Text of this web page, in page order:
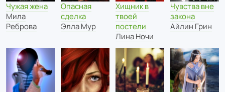
Чужая жена
Мила
Реброва
Опасная
сделка
Элла Мур
Хищник в
твоей
постели
Лина Ночи
Чувства вне
закона
Айлин Грин